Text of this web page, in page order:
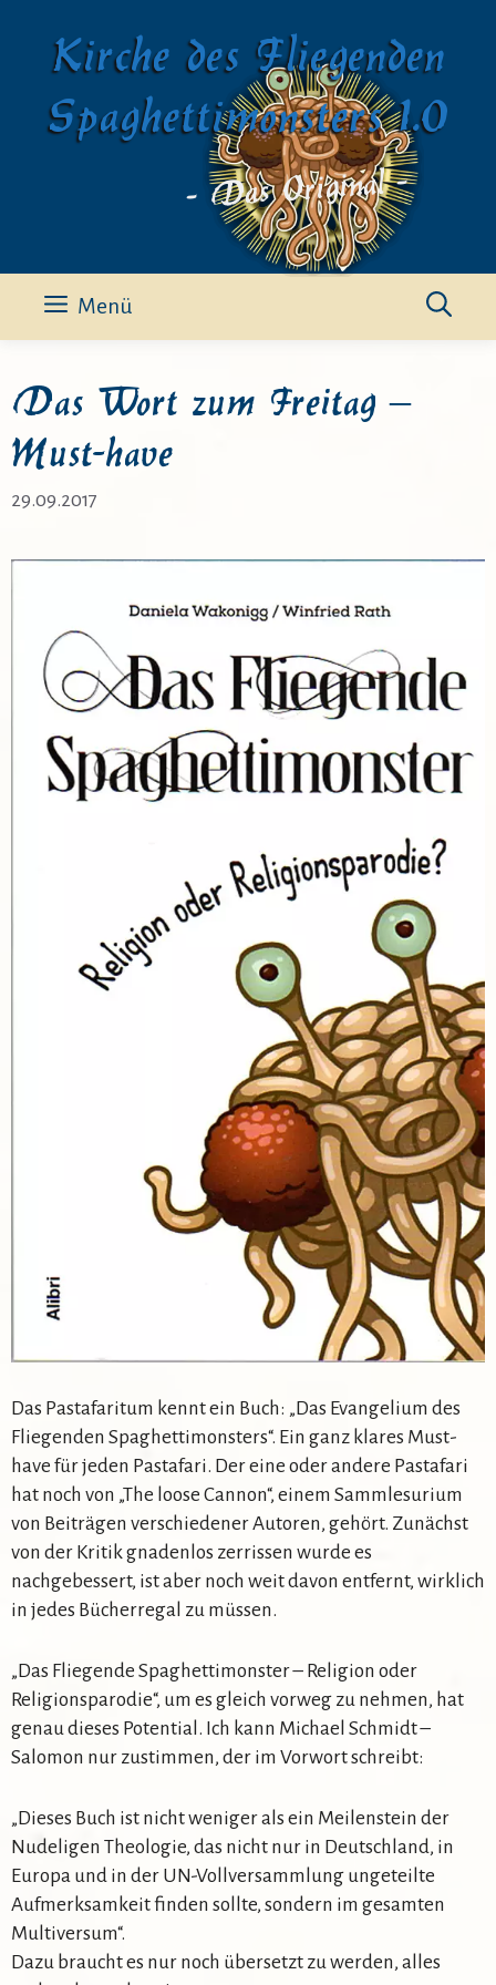
springenKirche des Fliegenden
Spaghettimonsters 1.0
- Das Original -
Menü
Das Wort zum Freitag –
Must-have
29.09.2017
Das Pastafaritum kennt ein Buch: „Das Evangelium des
Fliegenden Spaghettimonsters“. Ein ganz klares Must-
have für jeden Pastafari. Der eine oder andere Pastafari
hat noch von „The loose Cannon“, einem Sammlesurium
von Beiträgen verschiedener Autoren, gehört. Zunächst
von der Kritik gnadenlos zerrissen wurde es
nachgebessert, ist aber noch weit davon entfernt, wirklich
in jedes Bücherregal zu müssen.
„Das Fliegende Spaghettimonster – Religion oder
Religionsparodie“, um es gleich vorweg zu nehmen, hat
genau dieses Potential. Ich kann Michael Schmidt –
Salomon nur zustimmen, der im Vorwort schreibt:
„Dieses Buch ist nicht weniger als ein Meilenstein der
Nudeligen Theologie, das nicht nur in Deutschland, in
Europa und in der UN-Vollversammlung ungeteilte
Aufmerksamkeit finden sollte, sondern im gesamten
Multiversum“.
Dazu braucht es nur noch übersetzt zu werden, alles